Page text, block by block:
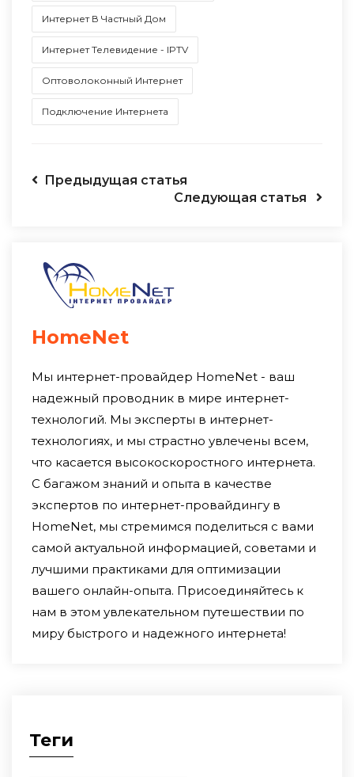
Интернет В Частный Дом
Интернет Телевидение - IPTV
Оптоволоконный Интернет
Подключение Интернета
Предыдущая статья
Следующая статья
HomeNet
Мы интернет-провайдер HomeNet - ваш
надежный проводник в мире интернет-
технологий. Мы эксперты в интернет-
технологиях, и мы страстно увлечены всем,
что касается высокоскоростного интернета.
С багажом знаний и опыта в качестве
экспертов по интернет-провайдингу в
HomeNet, мы стремимся поделиться с вами
самой актуальной информацией, советами и
лучшими практиками для оптимизации
вашего онлайн-опыта. Присоединяйтесь к
нам в этом увлекательном путешествии по
миру быстрого и надежного интернета!
Теги